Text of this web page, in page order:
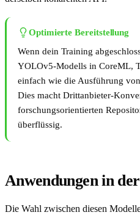
Optimierte Bereitstellung
Wenn dein Training
YOLOv5-Modells in CoreML,
einfach wie die Ausführung von
Dies macht Drittanbieter-
forschungsorientierten
überflüssig.
Anwendungen in
Die Wahl zwischen diesen